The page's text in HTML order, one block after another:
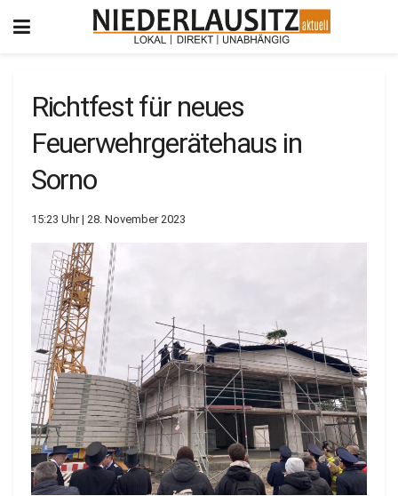
Richtfest für neues
Feuerwehrgerätehaus in
Sorno
15:23 Uhr | 28. November 2023